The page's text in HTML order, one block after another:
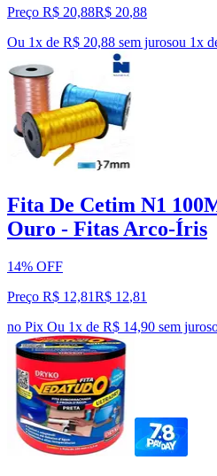
Preço R$ 20,88R$ 20,88
Ou 1x de R$ 20,88 sem jurosou 1x
Fita De Cetim N1
Ouro - Fitas Arco-Íris
14% OFF
Preço R$ 12,81R$ 12,81
no Pix Ou 1x de R$ 14,90 sem juros